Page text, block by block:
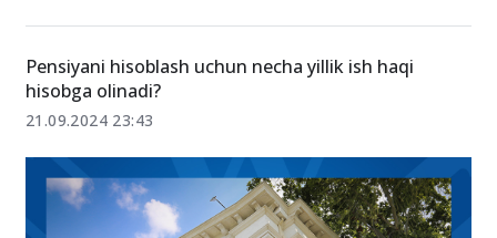
Pedagoglar attestatsiyadan o‘tishga majburmi?
29.09.2024 15:22
hisobga olinadi?
21.09.2024 23:43